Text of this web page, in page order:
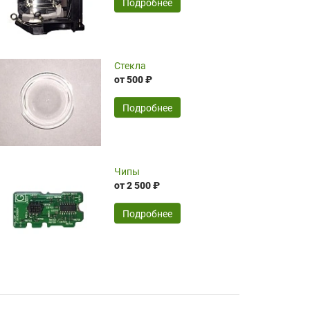
оптимизированной стоимости, чему
чрезмерно благодарны!)))
24.04.2026
широкий ассортимент ламп, как оригиналов,
так и аналогов.Быстрое оформление и
передача в доставку, приемлемые цены. Мне
понравилось.
Читать полностью
16.04.2026
Подробнее
Стекла
от 500 ₽
Подробнее
Чипы
от 2 500 ₽
Подробнее